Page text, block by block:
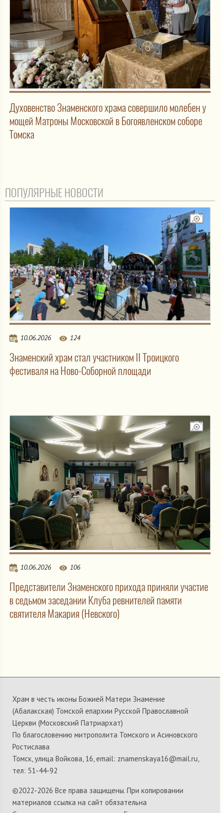
Духовенство Знаменского храма совершило молебен у
мощей Матроны Московской в Богоявленском соборе
Томска
ПОПУЛЯРНЫЕ НОВОСТИ
10.06.2026 124
Знаменский храм стал участником II Троицкого
фестиваля на Ново-Соборной площади
10.06.2026 106
Представители Знаменского прихода приняли участие
в седьмом заседании Клуба ревнителей памяти
святителя Макария (Невского)
Храм в честь иконы Божией Матери Знамение
(Абалакская) Томской епархии Русской Православной
Церкви (Московский Патриархат)
По благословению митрополита Томского и Асиновского
Ростислава
Томск, улица Войкова, 16, email: znamenskaya16@mail.ru,
тел: 51-44-92
©2022-2026 Все права защищены. При копировании
материалов ссылка на сайт обязательна